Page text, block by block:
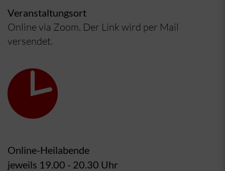
Veranstaltungsort
Online via Zoom. Der Link wird per Mail
versendet.
Online-Heilabende
jeweils 19.00 - 20.30 Uhr